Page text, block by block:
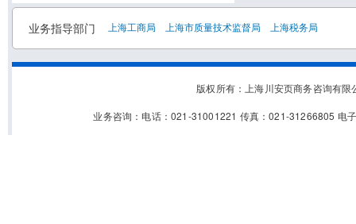
业务指导部门 上海工商局 上海市质量技术监督局 上海税务局
版权所有：上海川安页商务咨询有
业务咨询：电话：021-31001221 传真：021-31266805 电